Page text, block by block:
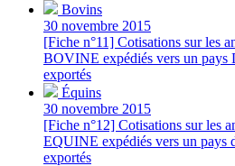
Bovins
30 novembre 2015
[Fiche n°11] Cotisations sur les
BOVINE expédiés vers un pays
exportés
Équins
30 novembre 2015
[Fiche n°12] Cotisations sur les
EQUINE expédiés vers un pays
exportés